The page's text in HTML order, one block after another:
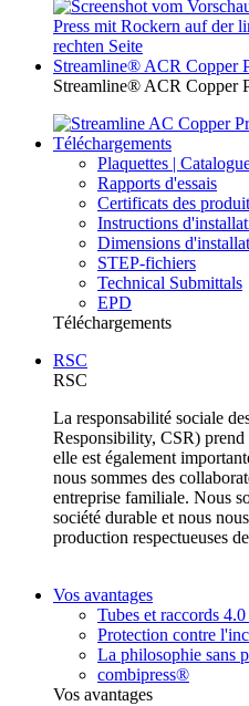
Streamline® ACR Copper
Streamline® ACR Copper
Téléchargements
Plaquettes |
Rapports d'essais
Certificats des
Instructions
Dimensions
STEP-fichiers
Technical Submittals
EPD
Téléchargements
RSC
RSC
La responsabilité sociale
Responsibility, CSR)
elle est également
nous sommes des
entreprise familiale. Nous
société durable et nous
production respectueuses
Vos avantages
Tubes et raccords
Protection contre
La philosophie
combipress®
Vos avantages